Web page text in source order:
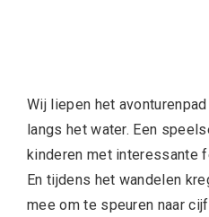
Wij liepen het avonturenpad
langs het water. Een
kinderen met interessante
En tijdens het wandelen
mee om te speuren naar